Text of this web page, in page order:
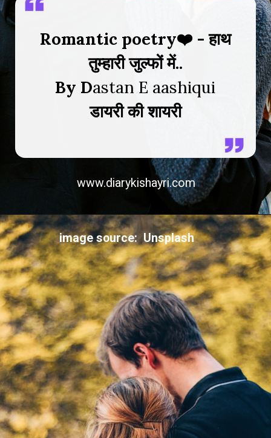
Romantic poetry❤️ - हाथ
तुम्हारी जुल्फों में..
By D
डायरी की शायरी
www.diarykishayri.com
image source: Unsplash